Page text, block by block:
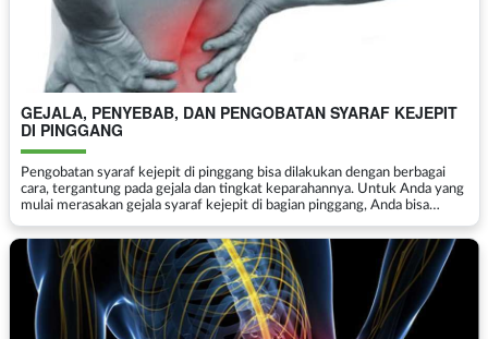
GEJALA, PENYEBAB, DAN PENGOBATAN SYARAF KEJEPIT
DI PINGGANG
Pengobatan syaraf kejepit di pinggang bisa dilakukan dengan berbagai
cara, tergantung pada gejala dan tingkat keparahannya. Untuk Anda yang
mulai merasakan gejala syaraf kejepit di bagian pinggang, Anda bisa